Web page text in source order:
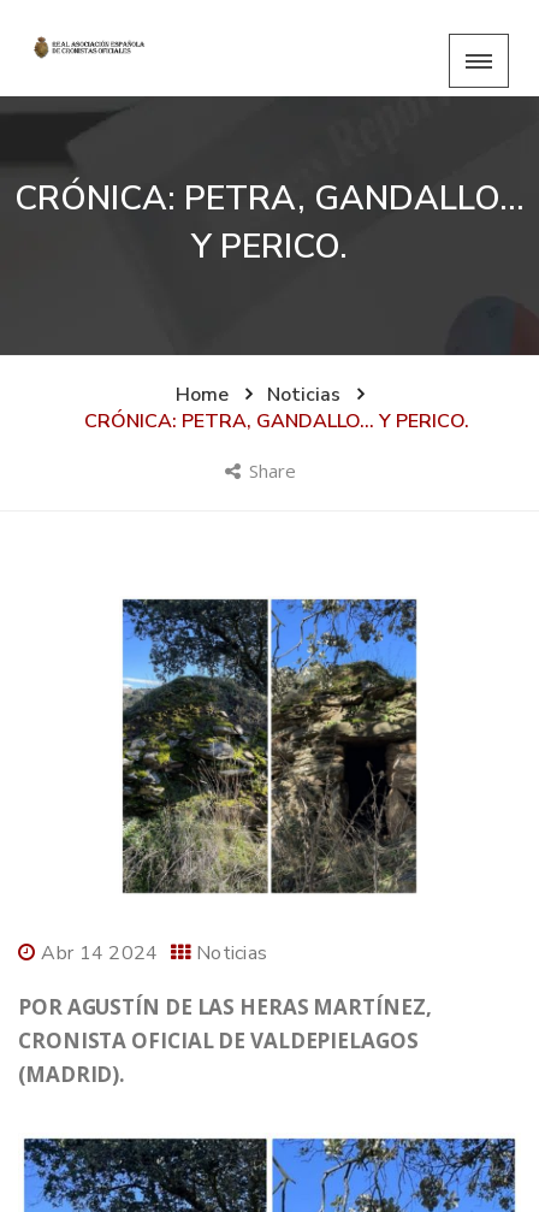
CRÓNICA: PETRA, GANDALLO…
Y PERICO.
Home
Noticias
CRÓNICA: PETRA, GANDALLO… Y PERICO.
Share
Abr 14 2024 Noticias
POR AGUSTÍN DE LAS HERAS MARTÍNEZ,
CRONISTA OFICIAL DE VALDEPIELAGOS
(MADRID).